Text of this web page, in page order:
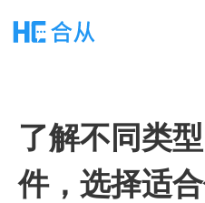
了解不同类
件，选择适